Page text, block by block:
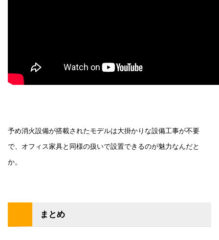
予め消火設備が搭載されたモデルは大掛かりな設備工事が不要
で、オフィス家具と同様の扱いで設置できるのが魅力なんだと
か。
まとめ